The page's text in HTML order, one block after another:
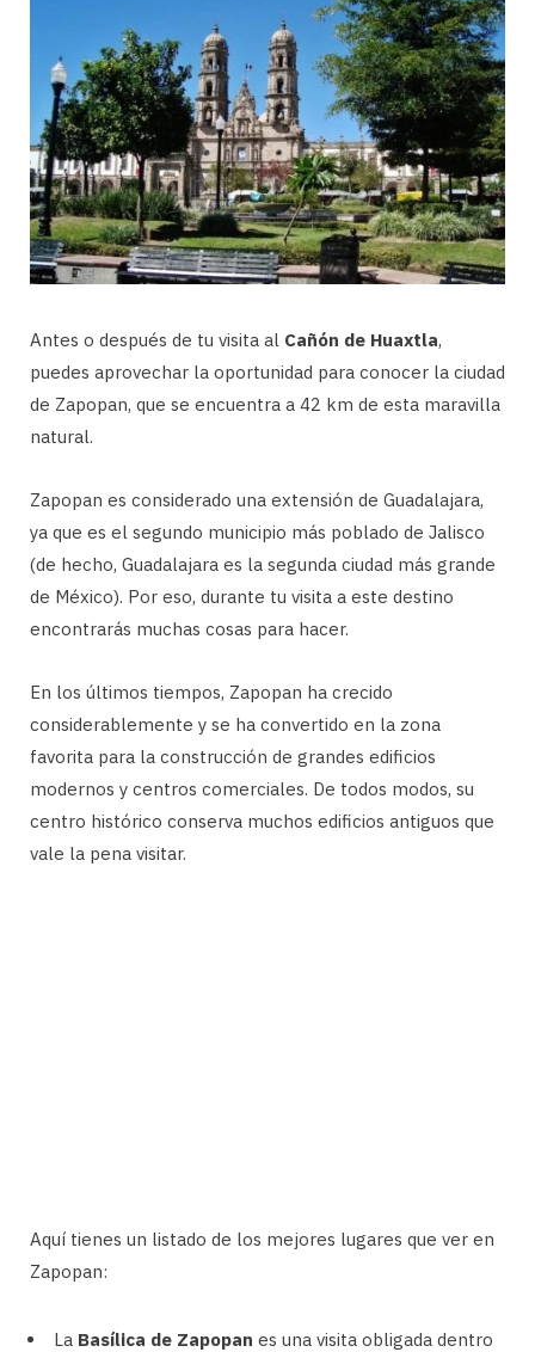
Antes o después de tu visita al Cañón de Huaxtla,
puedes aprovechar la oportunidad para conocer la ciudad
de Zapopan, que se encuentra a 42 km de esta maravilla
natural.
Zapopan es considerado una extensión de Guadalajara,
ya que es el segundo municipio más poblado de Jalisco
(de hecho, Guadalajara es la segunda ciudad más grande
de México). Por eso, durante tu visita a este destino
encontrarás muchas cosas para hacer.
En los últimos tiempos, Zapopan ha crecido
considerablemente y se ha convertido en la zona
favorita para la construcción de grandes edificios
modernos y centros comerciales. De todos modos, su
centro histórico conserva muchos edificios antiguos que
vale la pena visitar.
Aquí tienes un listado de los mejores lugares que ver en
Zapopan:
La Basílica de Zapopan es una visita obligada dentro